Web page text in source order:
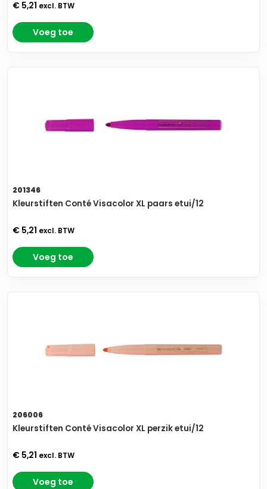
€ 5,21 excl. BTW
Voeg toe
201346
Kleurstiften Conté Visacolor XL paars etui/12
€ 5,21 excl. BTW
Voeg toe
206006
Kleurstiften Conté Visacolor XL perzik etui/12
€ 5,21 excl. BTW
Voeg toe